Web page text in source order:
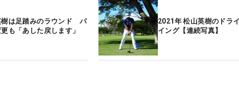
樹は足踏みのラウンド パ
も「あした戻します」
2021年 松山英樹のドラ
イング【連続写真】